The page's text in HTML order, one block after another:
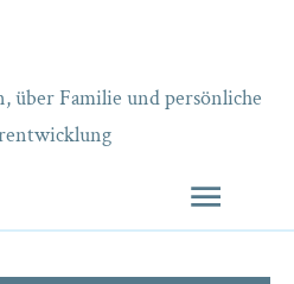
über Familie und persönliche